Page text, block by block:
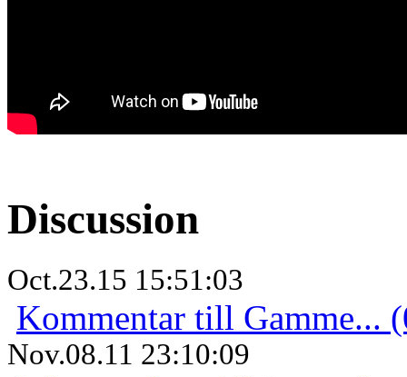
Discussion
Oct.23.15 15:51:03
Kommentar till Gamme...
Nov.08.11 23:10:09